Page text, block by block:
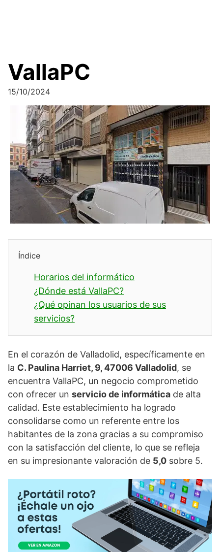
VallaPC
15/10/2024
Índice
Horarios del informático
¿Dónde está VallaPC?
¿Qué opinan los usuarios de sus
servicios?
En el corazón de Valladolid, específicamente en
la C. Paulina Harriet, 9, 47006 Valladolid, se
encuentra VallaPC, un negocio comprometido
con ofrecer un servicio de informática de alta
calidad. Este establecimiento ha logrado
consolidarse como un referente entre los
habitantes de la zona gracias a su compromiso
con la satisfacción del cliente, lo que se refleja
en su impresionante valoración de 5,0 sobre 5.